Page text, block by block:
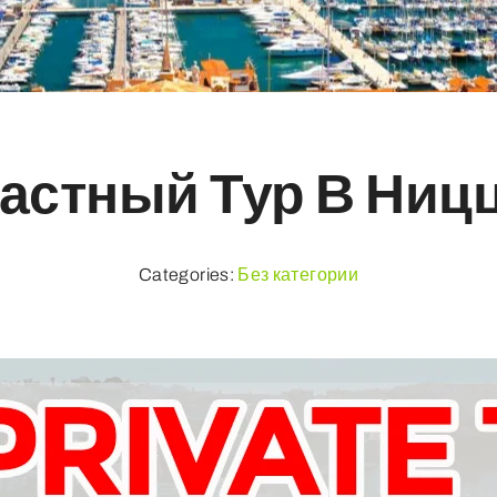
Тур В
Categories: Без категории